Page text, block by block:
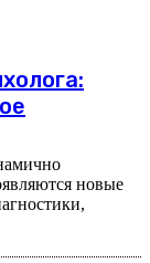
новые